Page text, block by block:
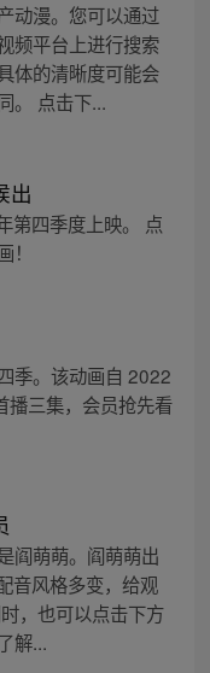
动漫。您可以通过
频平台上进行搜索
体的清晰度可能会
。 点击下...
出
第四季度上映。 点
季。该动画自 2022
播三集，会员抢先看
阎萌萌。阎萌萌出
音风格多变，给观
，也可以点击下方
解...